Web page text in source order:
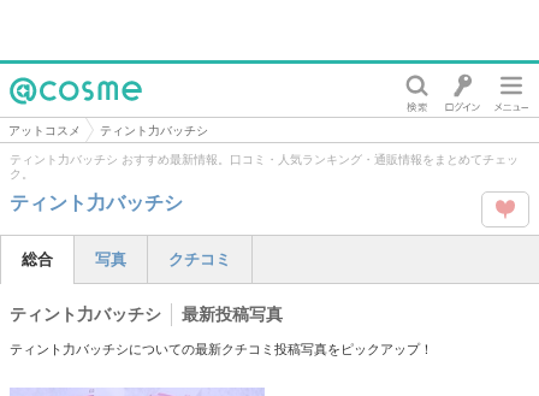
@cosme
アットコスメ ティント力バッチシ
ティント力バッチシ おすすめ最新情報。口コミ・人気ランキング・通販情報をまとめてチェッ
ク。
ティント力バッチシ
タグ
総合 写真 クチコミ
ティント力バッチシ 最新投稿写真
ティント力バッチシについての最新クチコミ投稿写真をピックアップ！